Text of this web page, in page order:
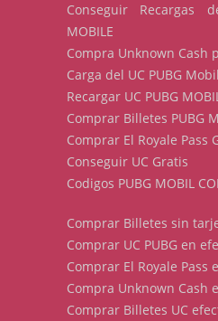
Conseguir Recargas
MOBILE
Compra Unknown Cash
Carga del UC PUBG
Recargar UC PUBG
Comprar Billetes PUBG
Comprar El Royale Pass
Conseguir UC Gratis
Codigos PUBG MOBIL
Comprar Billetes sin
Comprar UC PUBG en
Comprar El Royale Pass
Compra Unknown Cash
Comprar Billetes UC